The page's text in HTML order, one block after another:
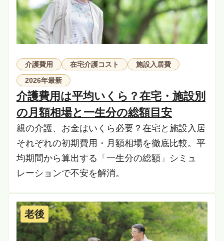
介護費用 在宅介護コスト
施設入居費
2026年最新
介護費用は平均いくら？在宅・施設別
の月額相場と一生分の総額目安
親の介護、お金はいくら必要？在宅と施設入居
それぞれの初期費用・月額相場を徹底比較。平
均期間から算出する「一生分の総額」シミュ
レーションで不安を解消。
老後